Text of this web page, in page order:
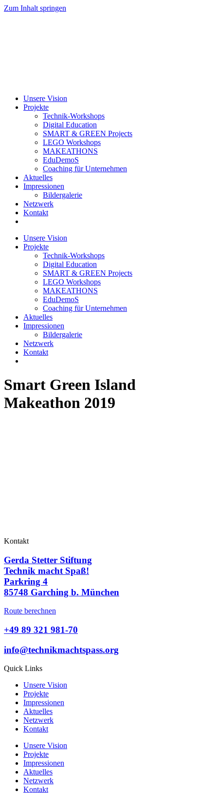
Zum Inhalt springen
Unsere Vision
Projekte
Technik-Workshops
Digital Education
SMART & GREEN Projects
LEGO Workshops
MAKEATHONS
EduDemoS
Coaching für Unternehmen
Aktuelles
Impressionen
Bildergalerie
Netzwerk
Kontakt
Unsere Vision
Projekte
Technik-Workshops
Digital Education
SMART & GREEN Projects
LEGO Workshops
MAKEATHONS
EduDemoS
Coaching für Unternehmen
Aktuelles
Impressionen
Bildergalerie
Netzwerk
Kontakt
Smart Green Island
Makeathon 2019
Kontakt
Gerda Stetter Stiftung
Technik macht Spaß!
Parkring 4
85748 Garching b. München
Route berechnen
+49 89 321 981-70
info@technikmachtspass.org
Quick Links
Unsere Vision
Projekte
Impressionen
Aktuelles
Netzwerk
Kontakt
Unsere Vision
Projekte
Impressionen
Aktuelles
Netzwerk
Kontakt